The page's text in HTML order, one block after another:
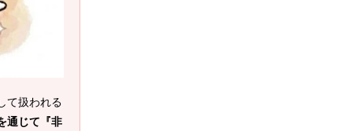
て扱われる
通じて『非